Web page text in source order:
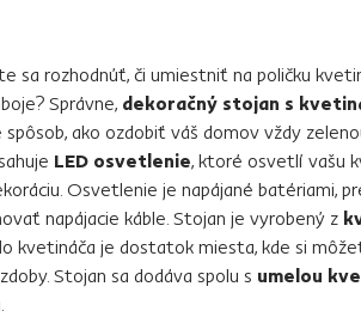
sa rozhodnúť, či umiestniť na poličku
Správne, dekoračný stojan s
spôsob, ako ozdobiť váš domov vždy
LED osvetlenie, ktoré osvetlí vašu
Osvetlenie je napájané batériami,
napájacie káble. Stojan je vyrobený z
kvetináča je dostatok miesta, kde si
Stojan sa dodáva spolu s umelou